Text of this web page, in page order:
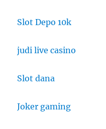
Slot Depo 10k
judi live casino
Slot dana
Joker gaming